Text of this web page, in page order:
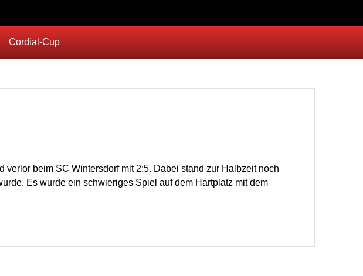
Cordial-Cup
beim SC Wintersdorf mit 2:5. Dabei stand zur Halbzeit noch
Es wurde ein schwieriges Spiel auf dem Hartplatz mit dem